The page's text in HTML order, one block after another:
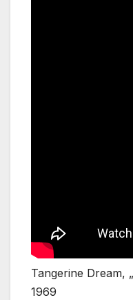
Tangerine Dream,
1969